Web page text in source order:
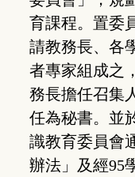
育課程。置委
請教務長、各
者專家組成之
務長擔任召集
任為秘書。並
識教育委員會
辦法」及經95